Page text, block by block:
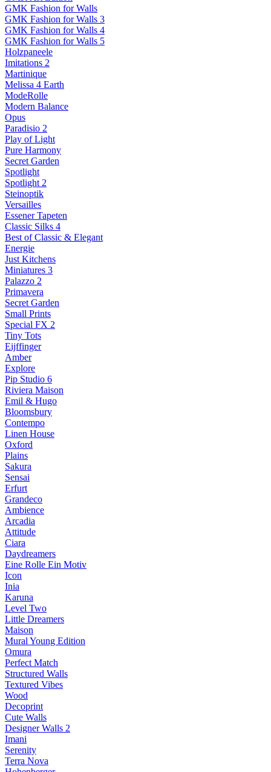
GMK Fashion for Walls
GMK Fashion for Walls 3
GMK Fashion for Walls 4
GMK Fashion for Walls 5
Holzpaneele
Imitations 2
Martinique
Melissa 4 Earth
ModeRolle
Modern Balance
Opus
Paradisio 2
Play of Light
Pure Harmony
Secret Garden
Spotlight
Spotlight 2
Steinoptik
Versailles
Essener Tapeten
Classic Silks 4
Best of Classic & Elegant
Energie
Just Kitchens
Miniatures 3
Palazzo 2
Primavera
Secret Garden
Small Prints
Special FX 2
Tiny Tots
Eijffinger
Amber
Explore
Pip Studio 6
Riviera Maison
Emil & Hugo
Bloomsbury
Contempo
Linen House
Oxford
Plains
Sakura
Sensai
Erfurt
Grandeco
Ambience
Arcadia
Attitude
Ciara
Daydreamers
Eine Rolle Ein Motiv
Icon
Inia
Karuna
Level Two
Little Dreamers
Maison
Mural Young Edition
Omura
Perfect Match
Structured Walls
Textured Vibes
Wood
Decoprint
Cute Walls
Designer Walls 2
Imani
Serenity
Terra Nova